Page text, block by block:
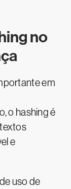
no
em
o hashing é
e
uso de